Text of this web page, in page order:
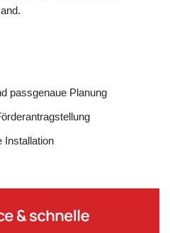
passgenaue Planung
Installation